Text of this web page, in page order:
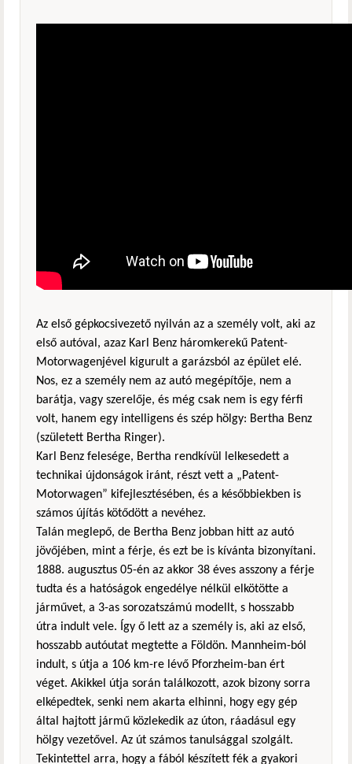
Az első gépkocsivezető nyilván az a személy volt, aki az
első autóval, azaz Karl Benz háromkerekű Patent-
Motorwagenjével kigurult a garázsból az épület elé.
Nos, ez a személy nem az autó megépítője, nem a
barátja, vagy szerelője, és még csak nem is egy férfi
volt, hanem egy intelligens és szép hölgy: Bertha Benz
(született Bertha Ringer).
Karl Benz felesége, Bertha rendkívül lelkesedett a
technikai újdonságok iránt, részt vett a „Patent-
Motorwagen” kifejlesztésében, és a későbbiekben is
számos újítás kötődött a nevéhez.
Talán meglepő, de Bertha Benz jobban hitt az autó
jövőjében, mint a férje, és ezt be is kívánta bizonyítani.
1888. augusztus 05-én az akkor 38 éves asszony a férje
tudta és a hatóságok engedélye nélkül elkötötte a
járművet, a 3-as sorozatszámú modellt, s hosszabb
útra indult vele. Így ő lett az a személy is, aki az első,
hosszabb autóutat megtette a Földön. Mannheim-ból
indult, s útja a 106 km-re lévő Pforzheim-ban ért
véget. Akikkel útja során találkozott, azok bizony sorra
elképedtek, senki nem akarta elhinni, hogy egy gép
által hajtott jármű közlekedik az úton, ráadásul egy
hölgy vezetővel. Az út számos tanulsággal szolgált.
Tekintettel arra, hogy a fából készített fék a gyakori